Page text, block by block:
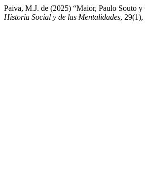
Paiva, M.J. de (2025) “Maior, Paulo Souto
Historia Social y de las Mentalidades, 29(1),